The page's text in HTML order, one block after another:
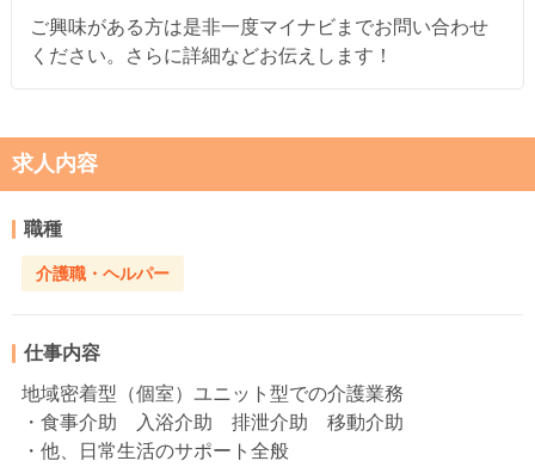
ご興味がある方は是非一度マイナビまでお問い合わせ
ください。さらに詳細などお伝えします！
求人内容
職種
介護職・ヘルパー
仕事内容
地域密着型（個室）ユニット型での介護業務
・食事介助 入浴介助 排泄介助 移動介助
・他、日常生活のサポート全般